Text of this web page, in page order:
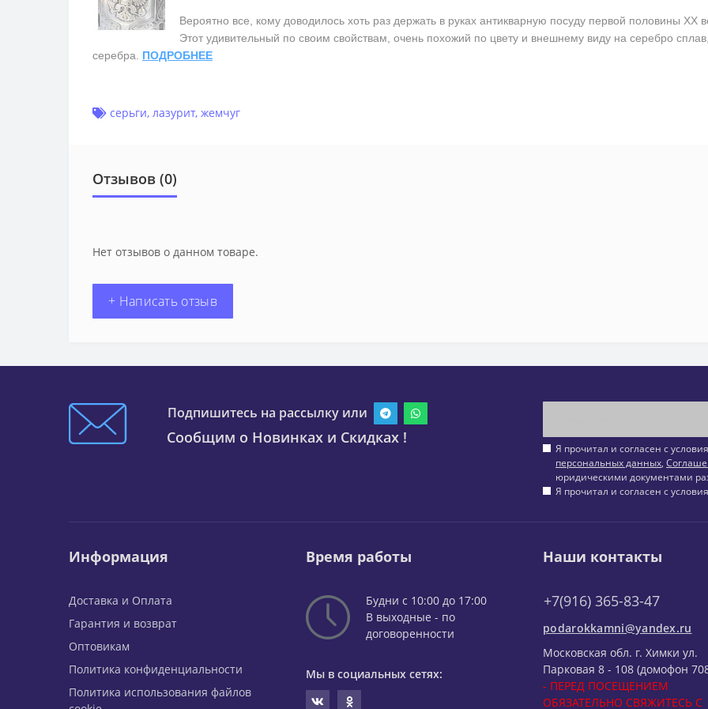
Вероятно все, кому доводилось хоть раз держать в руках антикварную посуду первой половины ХХ
Этот удивительный по своим свойствам, очень похожий по цвету и внешнему виду на серебро
серебра. ПОДРОБНЕЕ
серьги, лазурит, жемчуг
Отзывов (0)
Нет отзывов о данном товаре.
+ Написать отзыв
Подпишитесь на рассылку или
Сообщим о Новинках и Скидках !
Я прочитал и согласен с
персональных данных,
юридическими документами
Я прочитал и согласен с
Информация
Доставка и Оплата
Гарантия и возврат
Оптовикам
Политика конфиденциальности
Политика использования файлов
Время работы
Будни с 10:00 до 17:00
В выходные - по
договоренности
Мы в социальных сетях:
Наши контакты
+7(916) 365-83-47
podarokkamni@yandex.ru
Московская обл. г. Химки ул.
Парковая 8 - 108 (домофон
- ПЕРЕД ПОСЕЩЕНИЕМ
ОБЯЗАТЕЛЬНО СВЯЖИТЕСЬ С